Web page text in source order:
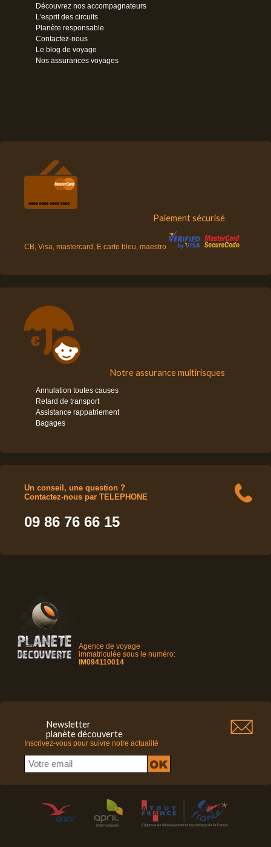
Découvrez nos accompagnateurs
L’esprit des circuits
Planète responsable
Contactez-nous
Le blog de voyage
Nos assurances voyages
Paiement sécurisé
CB, Visa, mastercard, E carte bleu, maestro
Notre assurance multirisques
Annulation toutes causes
Retard de transport
Assistance rappatriement
Bagages
Un conseil, une question ?
Contactez-nous par TELEPHONE
09 86 76 66 15
Agence de voyage
immatriculée sous le numéro:
IM094110014
Newsletter
planète découverte
Inscrivez-vous pour suivre notre actualité